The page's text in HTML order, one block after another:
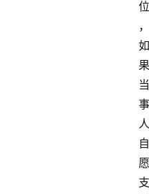
位
，
如
果
当
事
人
自
愿
支